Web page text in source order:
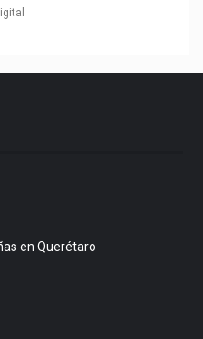
en Querétaro